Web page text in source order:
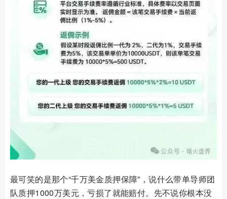
最可笑的是那个“千万美金质押保障”，说什么带单导师团
队质押1000万美元，亏损了就能赔付。先不说你根本没